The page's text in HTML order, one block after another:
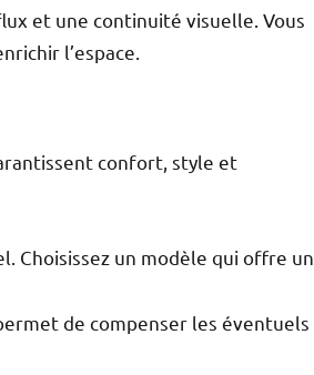
et une continuité visuelle. Vous
l’espace.
confort, style et
Choisissez un modèle qui offre un
de compenser les éventuels